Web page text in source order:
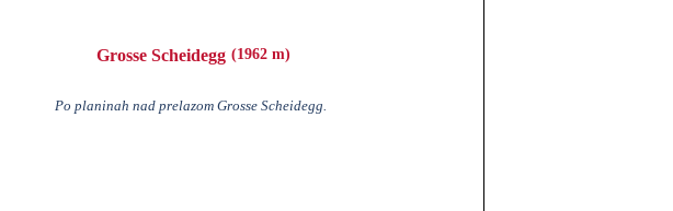
Grosse Scheidegg (1962 m)
Po planinah nad prelazom Grosse Scheidegg.